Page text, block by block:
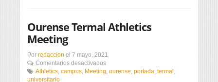
Ourense Termal Athletics
Meeting
Por redaccion el 7 mayo, 2021
Comentarios desactivadosen
Ourense
Athletics, campus, Meeting, ourense, portada, termal ,
universitario